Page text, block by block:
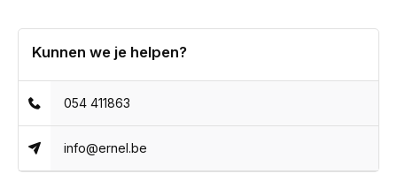
Kunnen we je helpen?
054 411863
info@ernel.be